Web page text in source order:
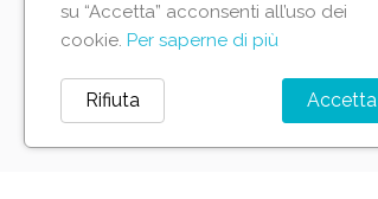
IL TUO ACCOUNT
Tracciamento ordine
Accedi
su “Accetta” acconsenti all’uso dei
cookie. Per saperne di più
Accetta
Rifiuta